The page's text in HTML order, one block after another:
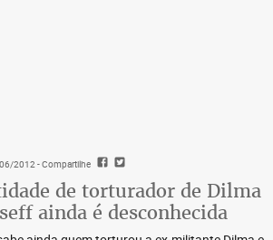
2012- Compartilhe
de torturador de Dilma
ainda é desconhecida